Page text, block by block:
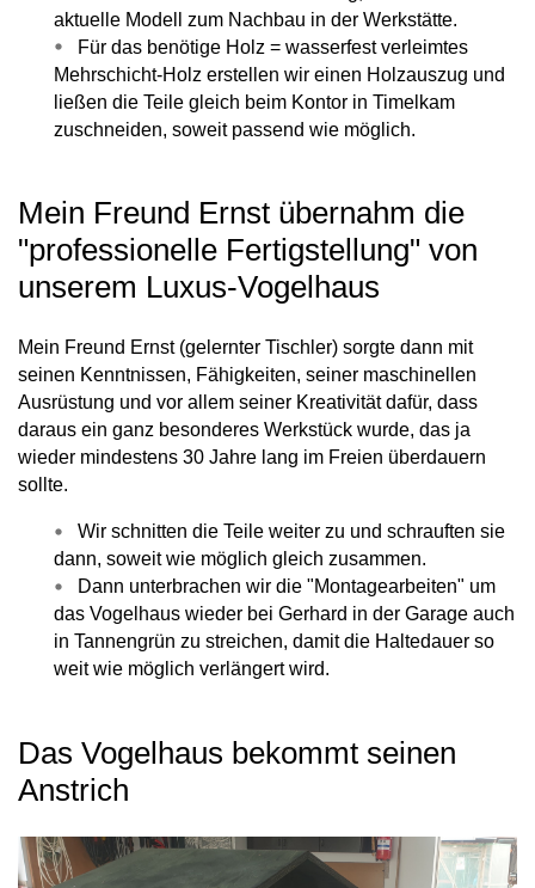
aktuelle Modell zum Nachbau in der Werkstätte.
Für das benötige Holz = wasserfest verleimtes
Mehrschicht-Holz erstellen wir einen Holzauszug und
ließen die Teile gleich beim Kontor in Timelkam
zuschneiden, soweit passend wie möglich.
Mein Freund Ernst übernahm die
"professionelle Fertigstellung" von
unserem Luxus-Vogelhaus
Mein Freund Ernst (gelernter Tischler) sorgte dann mit
seinen Kenntnissen, Fähigkeiten, seiner maschinellen
Ausrüstung und vor allem seiner Kreativität dafür, dass
daraus ein ganz besonderes Werkstück wurde, das ja
wieder mindestens 30 Jahre lang im Freien überdauern
sollte.
Wir schnitten die Teile weiter zu und schrauften sie
dann, soweit wie möglich gleich zusammen.
Dann unterbrachen wir die "Montagearbeiten" um
das Vogelhaus wieder bei Gerhard in der Garage auch
in Tannengrün zu streichen, damit die Haltedauer so
weit wie möglich verlängert wird.
Das Vogelhaus bekommt seinen
Anstrich